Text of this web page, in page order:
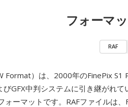
フォーマ
RAF
Format）は、2000年のFinePix
びGFX中判システムに引き継がれて
ォーマットです。RAFファイルは